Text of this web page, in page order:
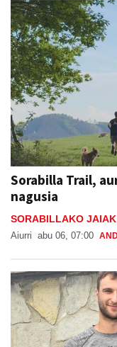
Sorabilla Trail,
nagusia
SORABILLAKO
Aiurri abu 06, 07:00